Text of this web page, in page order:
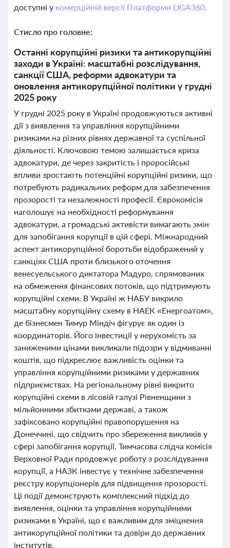
доступні у комерційній версії Платформи LIGA360.
Стисло про головне:
Останні корупційні ризики та антикорупційні
заходи в Україні: масштабні розслідування,
санкції США, реформи адвокатури та
оновлення антикорупційної політики у грудні
2025 року
У грудні 2025 року в Україні продовжуються активні
дії з виявлення та управління корупційними
ризиками на різних рівнях державної та суспільної
діяльності. Ключовою темою залишається криза
адвокатури, де через закритість і проросійські
впливи зростають потенційні корупційні ризики, що
потребують радикальних реформ для забезпечення
прозорості та незалежності професії. Єврокомісія
наголошує на необхідності реформування
адвокатури, а громадські активісти вимагають змін
для запобігання корупції в цій сфері. Міжнародний
аспект антикорупційної боротьби відображений у
санкціях США проти близького оточення
венесуельського диктатора Мадуро, спрямованих
на обмеження фінансових потоків, що підтримують
корупційні схеми. В Україні ж НАБУ викрило
масштабну корупційну схему в НАЕК «Енергоатом»,
де бізнесмен Тимур Міндіч фігурує як один із
координаторів. Його інвестиції у нерухомість за
заниженими цінами викликали підозри у відмиванні
коштів, що підкреслює важливість оцінки та
управління корупційними ризиками у державних
підприємствах. На регіональному рівні викрито
корупційні схеми в лісовій галузі Рівненщини з
мільйонними збитками державі, а також
зафіксовано корупційні правопорушення на
Донеччині, що свідчить про збереження викликів у
сфері запобігання корупції. Тимчасова слідча комісія
Верховної Ради продовжує роботу з розслідування
корупції, а НАЗК інвестує у технічне забезпечення
реєстру корупціонерів для підвищення прозорості.
Ці події демонструють комплексний підхід до
виявлення, оцінки та управління корупційними
ризиками в Україні, що є важливим для зміцнення
антикорупційної політики та довіри до державних
інститутів.